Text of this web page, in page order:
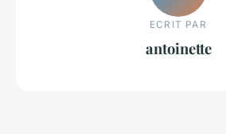
ECRIT PAR
antoinette